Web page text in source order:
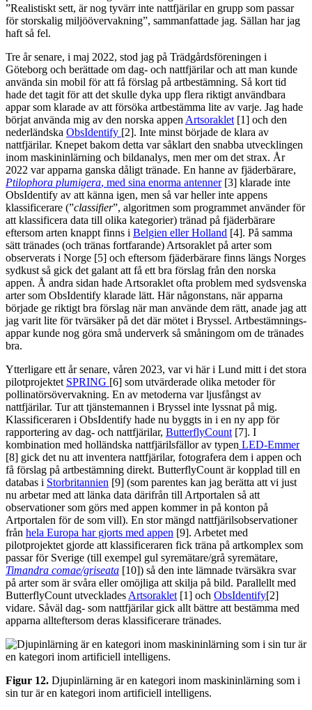
”Realistiskt sett, är nog tyvärr inte nattfjärilar en grupp som passar
för storskalig miljöövervakning”, sammanfattade jag. Sällan har jag
haft så fel.
Tre år senare, i maj 2022, stod jag på Trädgårdsföreningen i
Göteborg och berättade om dag- och nattfjärilar och att man kunde
använda sin mobil för att få förslag på artbestämning. Så kort tid
hade det tagit för att det skulle dyka upp flera riktigt användbara
appar som klarade av att försöka artbestämma lite av varje. Jag hade
börjat använda mig av den norska appen Artsoraklet [1] och den
nederländska ObsIdentify [2]. Inte minst började de klara av
nattfjärilar. Knepet bakom detta var såklart den snabba utvecklingen
inom maskininlärning och bildanalys, men mer om det strax. År
2022 var apparna ganska dåligt tränade. En hanne av fjäderbärare,
Ptilophora plumigera, med sina enorma antenner[3] klarade inte
ObsIdentify av att känna igen, men så var heller inte appens
klassificerare (”classifier”, algoritmen som programmet använder för
att klassificera data till olika kategorier) tränad på fjäderbärare
eftersom arten knappt finns i Belgien eller Holland [4]. På samma
sätt tränades (och tränas fortfarande) Artsoraklet på arter som
observerats i Norge [5] och eftersom fjäderbärare finns längs Norges
sydkust så gick det galant att få ett bra förslag från den norska
appen. Å andra sidan hade Artsoraklet ofta problem med sydsvenska
arter som ObsIdentify klarade lätt. Här någonstans, när apparna
började ge riktigt bra förslag när man använde dem rätt, anade jag att
jag varit lite för tvärsäker på det där mötet i Bryssel. Artbestämnings-
appar kunde nog göra små underverk så småningom om de tränades
bra.
Ytterligare ett år senare, våren 2023, var vi här i Lund mitt i det stora
pilotprojektet SPRING [6] som utvärderade olika metoder för
pollinatörsövervakning. En av metoderna var ljusfångst av
nattfjärilar. Tur att tjänstemannen i Bryssel inte lyssnat på mig.
Klassificeraren i ObsIdentify hade nu byggts in i en ny app för
rapportering av dag- och nattfjärilar, ButterflyCount [7]. I
kombination med holländska nattfjärilsfällor av typen LED-Emmer
[8] gick det nu att inventera nattfjärilar, fotografera dem i appen och
få förslag på artbestämning direkt. ButterflyCount är kopplad till en
databas i Storbritannien [9] (som parentes kan jag berätta att vi just
nu arbetar med att länka data därifrån till Artportalen så att
observationer som görs med appen kommer in på konton på
Artportalen för de som vill). En stor mängd nattfjärilsobservationer
från hela Europa har gjorts med appen [9]. Arbetet med
pilotprojektet gjorde att klassificeraren fick träna på artkomplex som
passar för Sverige (till exempel gul syremätare/grå syremätare,
Timandra comae/griseata [10]) så den inte lämnade tvärsäkra svar
på arter som är svåra eller omöjliga att skilja på bild. Parallellt med
ButterflyCount utvecklades Artsoraklet [1] och ObsIdentify[2]
vidare. Såväl dag- som nattfjärilar gick allt bättre att bestämma med
apparna allteftersom deras klassificerare tränades.
Figur 12. Djupinlärning är en kategori inom maskininlärning som i
sin tur är en kategori inom artificiell intelligens.